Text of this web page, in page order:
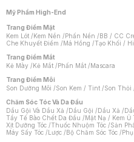
Mỹ Phẩm High-End
Trang Điểm Mặt
Kem Lót /Kem Nền /Phấn Nền /BB / CC
Che Khuyết Điểm /Má Hồng /Tạo Khối /
Trang Điểm Mắt
Kẻ Mày /Kẻ Mắt /Phấn Mắt /Mascara
Trang Điểm Môi
Son Dưỡng Môi /Son Kem / Tint /Son Thỏi
Chăm Sóc Tóc Và Da Đầu
Dầu Gội Và Dầu Xả /Dầu Gội /Dầu Xả /
Tẩy Tế Bào Chết Da Đầu /Mặt Nạ / Kem Ủ
Xịt Dưỡng Tóc /Thuốc Nhuộm Tóc /Sản
Máy Sấy Tóc /Lược /Bộ Chăm Sóc Tóc /